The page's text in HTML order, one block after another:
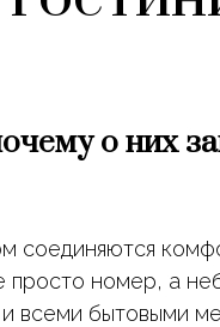
о них
соединяются
просто номер, а
всеми бытовыми